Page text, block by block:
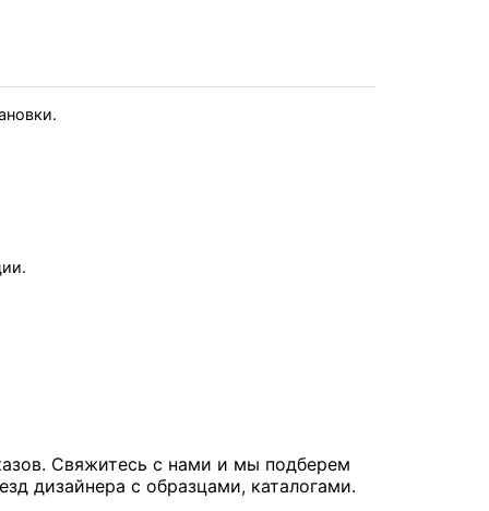
Свяжитесь с нами и мы подберем
дизайнера с образцами, каталогами.